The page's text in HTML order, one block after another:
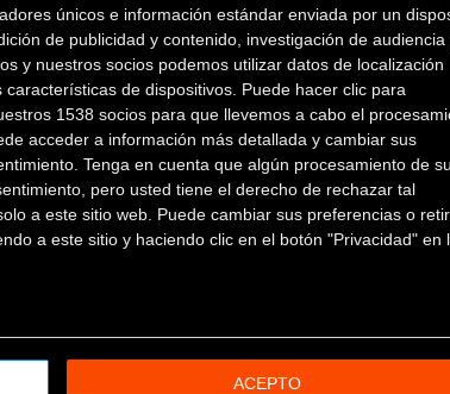
únicos e información estándar enviada por un
de publicidad y contenido, investigación de audiencia
y nuestros socios podemos utilizar datos de localización
de dispositivos. Puede hacer clic para
1538 socios para que llevemos a cabo el
acceder a información más detallada y cambiar sus
Tenga en cuenta que algún procesamiento de
pero usted tiene el derecho de rechazar tal
a este sitio web. Puede cambiar sus preferencias o
a este sitio y haciendo clic en el botón "Privacidad" en
ACEPTO
fin de semana para el
El Memorial
nueva cita
Sub23
Carretera